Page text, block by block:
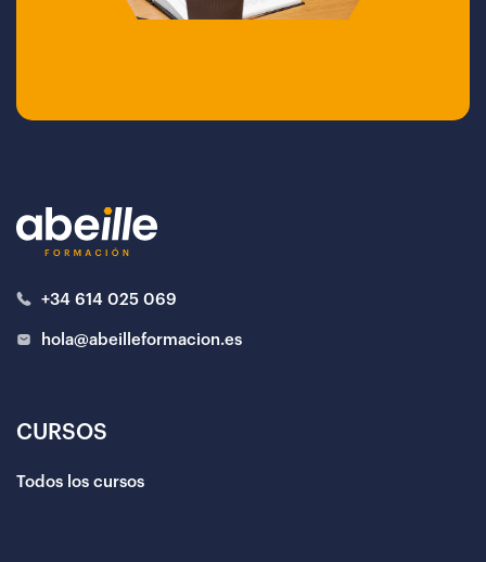
+34 614 025 069
hola@abeilleformacion.es
CURSOS
Todos los cursos